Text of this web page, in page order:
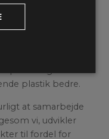
det.
uden
projekter i
alle har til
plastik bedre.
at samarbejde
vi, udvikler
til fordel for